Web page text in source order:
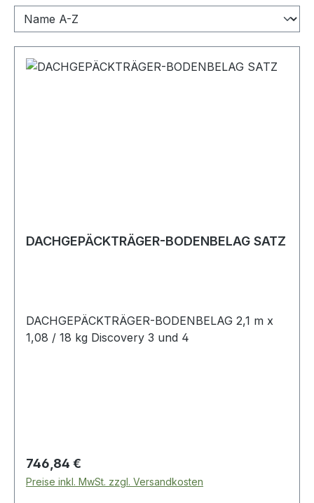
DACHGEPÄCKTRÄGER-BODENBELAG SATZ
DACHGEPÄCKTRÄGER-BODENBELAG 2,1 m x
1,08 / 18 kg Discovery 3 und 4
Regulärer Preis:
746,84 €
Preise inkl. MwSt. zzgl. Versandkosten